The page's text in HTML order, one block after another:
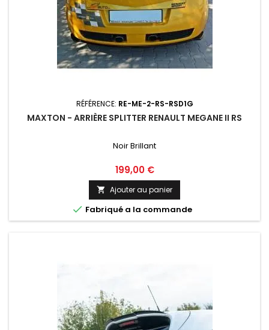
RÉFÉRENCE: RE-ME-2-RS-RSD1G
MAXTON - ARRIÈRE SPLITTER RENAULT MEGANE II RS
Noir Brillant
Prix
199,00 €
 Ajouter au panier
 Fabriqué a la commande